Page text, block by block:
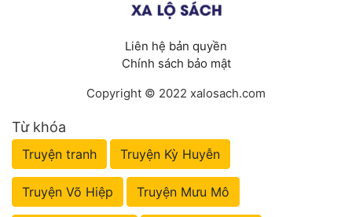
Đẹp Hiệp
Tính Cách Nhân Vật :
Cơ Trí
Liên hệ bản quyền
Chính sách bảo mật
Copyright © 2022 xalosach.com
Từ khóa
Truyện tranh Truyện Kỳ Huyễn
Truyện Võ Hiệp Truyện Mưu Mô